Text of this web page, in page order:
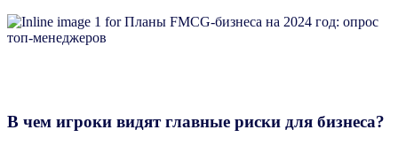
В чем игроки видят главные риски для бизнеса?